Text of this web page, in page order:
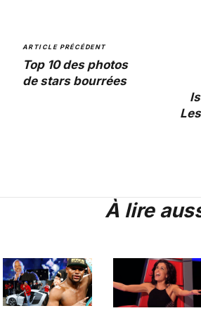
ARTICLE PRÉCÉDENT
Top 10 des photos
de stars bourrées
À lire